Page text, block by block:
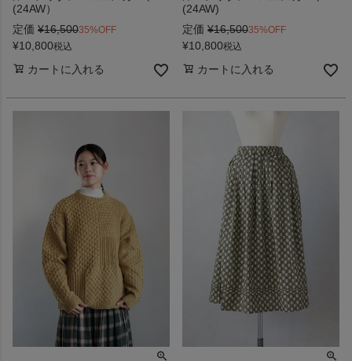
(24AW）
定価 ¥16,50035%OFF
¥10,800税込
カートに入れる
(24AW)
定価 ¥16,50035%OFF
¥10,800税込
カートに入れる